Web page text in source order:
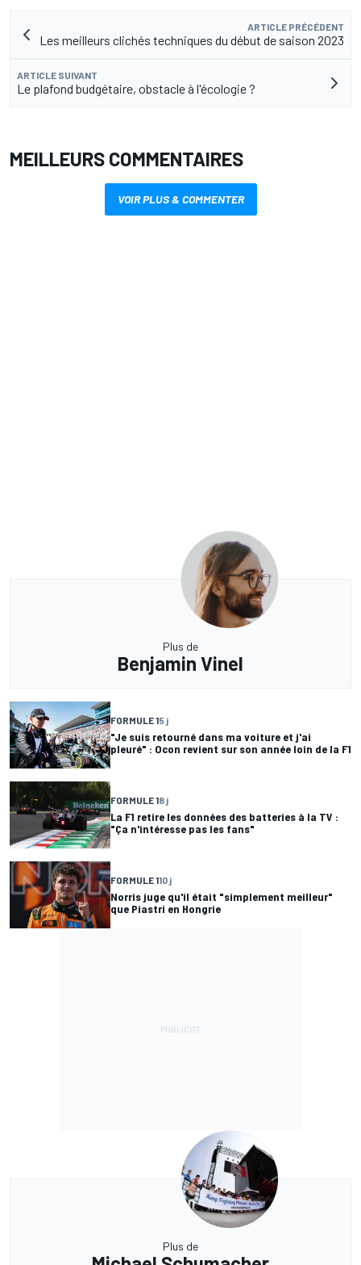
ARTICLE PRÉCÉDENT
Les meilleurs clichés techniques du début de saison 2023
ARTICLE SUIVANT
Le plafond budgétaire, obstacle à l'écologie ?
MEILLEURS COMMENTAIRES
VOIR PLUS & COMMENTER
Plus de
Benjamin Vinel
FORMULE 15 j
"Je suis retourné dans ma voiture et j'ai
pleuré" : Ocon revient sur son année loin de la F1
FORMULE 18 j
La F1 retire les données des batteries à la TV :
"Ça n'intéresse pas les fans"
FORMULE 110 j
Norris juge qu'il était "simplement meilleur"
que Piastri en Hongrie
Plus de